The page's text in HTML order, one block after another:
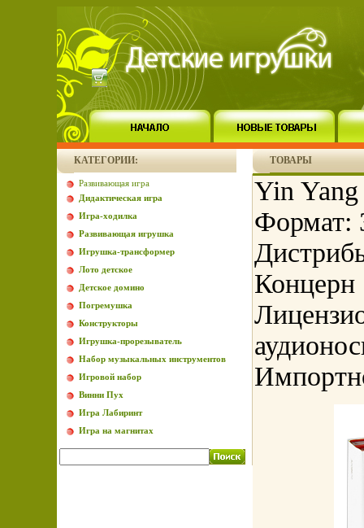
КАТЕГОРИИ:
Развивающая игра
Дидактическая игра
Игра-ходилка
Развивающая игрушка
Игрушка-трансформер
Лото детское
Детское домино
Погремушка
Конструкторы
Игрушка-прорезыватель
Набор музыкальных инструментов
Игровой набор
Винни Пух
Игра Лабиринт
Игра на магнитах
ТОВАРЫ
Yin
Формат: